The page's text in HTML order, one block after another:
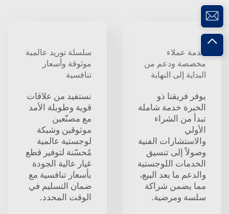
خدمة عملاء
مخصصة ودعم من
البداية إلى النهاية
يوفر فريقنا ذو
الخبرة خدمة شاملة
تبدأ من الشراء
الأولي
والاستشارات الفنية
وصولاً إلى تنسيق
الخدمات اللوجستية
والدعم ما بعد البيع،
مما يضمن شراكة
سلسة ومرضية.
سلسلة توريد عالمية
موثوقة وأسعار
تنافسية
نستفيد من علاقات
قوية وطويلة الأمد
مع مصنّعين
موثوقين وشبكة
لوجستية عالمية
مُحسّنة لتوفير قطع
غيار عالية الجودة
بأسعار تنافسية مع
ضمان التسليم في
الوقت المحدد.